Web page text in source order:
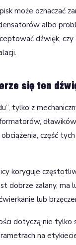
może oznaczać
albo
dźwięk, czy
się ten
tylko z
część
koryguje
dobrze zalany, ma
lub
dotyczą nie
na